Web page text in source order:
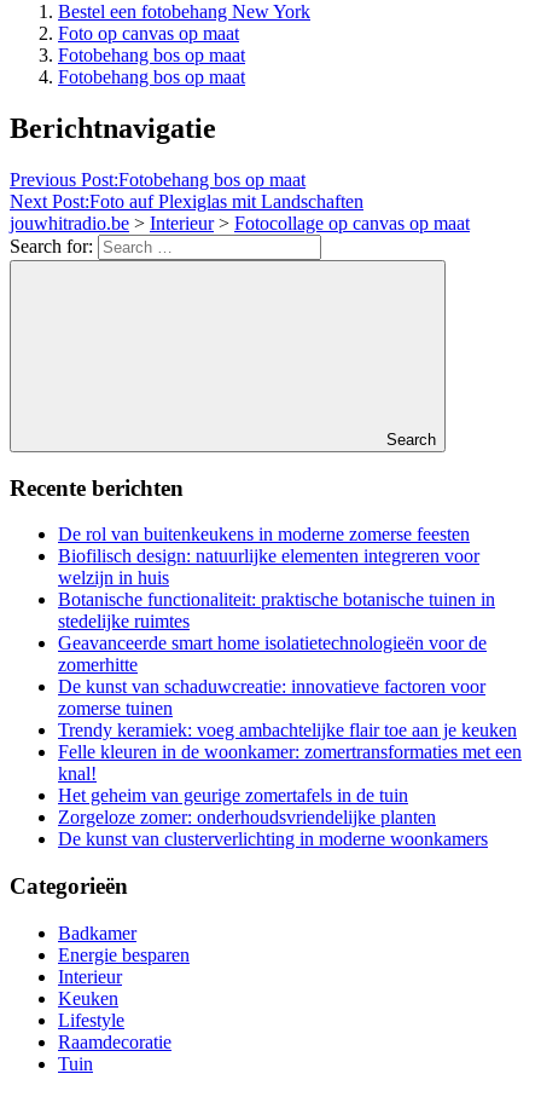
Bestel een fotobehang New York
Foto op canvas op maat
Fotobehang bos op maat
Fotobehang bos op maat
Berichtnavigatie
Previous Post:Fotobehang bos op maat
Next Post:Foto auf Plexiglas mit Landschaften
jouwhitradio.be > Interieur> Fotocollage op canvas op maat
Search for:
Search
Recente berichten
De rol van buitenkeukens in moderne zomerse feesten
Biofilisch design: natuurlijke elementen integreren voor
welzijn in huis
Botanische functionaliteit: praktische botanische tuinen in
stedelijke ruimtes
Geavanceerde smart home isolatietechnologieën voor de
zomerhitte
De kunst van schaduwcreatie: innovatieve factoren voor
zomerse tuinen
Trendy keramiek: voeg ambachtelijke flair toe aan je keuken
Felle kleuren in de woonkamer: zomertransformaties met een
knal!
Het geheim van geurige zomertafels in de tuin
Zorgeloze zomer: onderhoudsvriendelijke planten
De kunst van clusterverlichting in moderne woonkamers
Categorieën
Badkamer
Energie besparen
Interieur
Keuken
Lifestyle
Raamdecoratie
Tuin